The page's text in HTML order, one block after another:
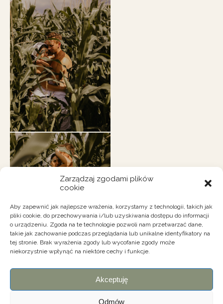
Zarządzaj zgodami plików
cookie
Aby zapewnić jak najlepsze wrażenia, korzystamy z technologii, takich jak
pliki cookie, do przechowywania i/lub uzyskiwania dostępu do informacji
o urządzeniu. Zgoda na te technologie pozwoli nam przetwarzać dane,
takie jak zachowanie podczas przeglądania lub unikalne identyfikatory na
tej stronie. Brak wyrażenia zgody lub wycofanie zgody może
niekorzystnie wpłynąć na niektóre cechy i funkcje.
Akceptuję
Odmów
kontakt@wszedzie-dobrze.pl